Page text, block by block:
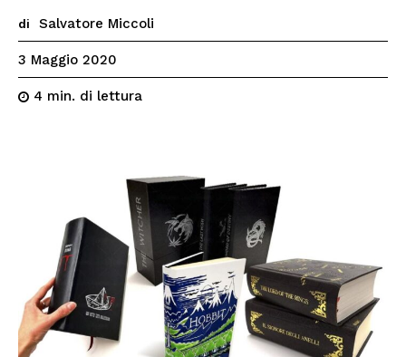
di Salvatore Miccoli
3 Maggio 2020
4 min. di lettura